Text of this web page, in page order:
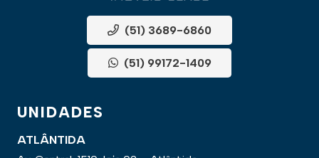
(51) 3689-6860
(51) 99172-1409
UNIDADES
ATLÂNTIDA